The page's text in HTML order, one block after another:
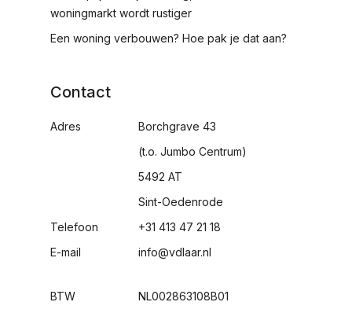
woningmarkt wordt rustiger
Een woning verbouwen? Hoe pak je dat aan?
Contact
Adres
Telefoon
E-mail
BTW
Borchgrave 43
(t.o. Jumbo Centrum)
5492 AT
Sint-Oedenrode
+31 413 47 21 18
info@vdlaar.nl
NL002863108B01